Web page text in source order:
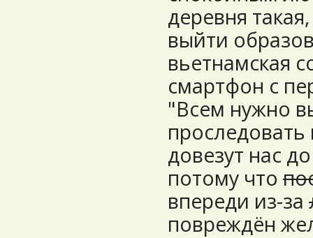
деревня
выйти
вьетнамская
смартфон с
"Всем нужно
довезут нас
потому что
впереди из-за
повреждён